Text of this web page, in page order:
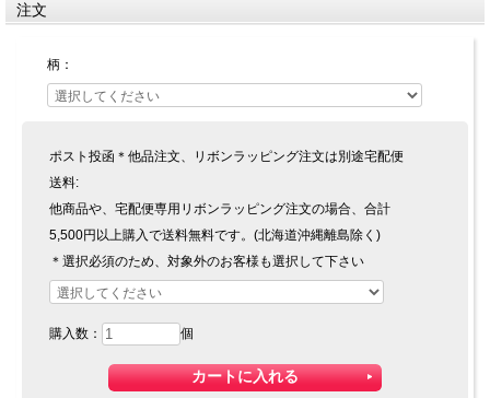
注文
柄：
ポスト投函＊他品注文、リボンラッピング注文は別途宅配便
送料:
他商品や、宅配便専用リボンラッピング注文の場合、合計
5,500円以上購入で送料無料です。(北海道沖縄離島除く)
＊選択必須のため、対象外のお客様も選択して下さい
購入数： 個